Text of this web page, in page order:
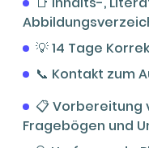
💡 14 Tage
📞 Kontakt zum
📋 Vorbereitung
Fragebögen und